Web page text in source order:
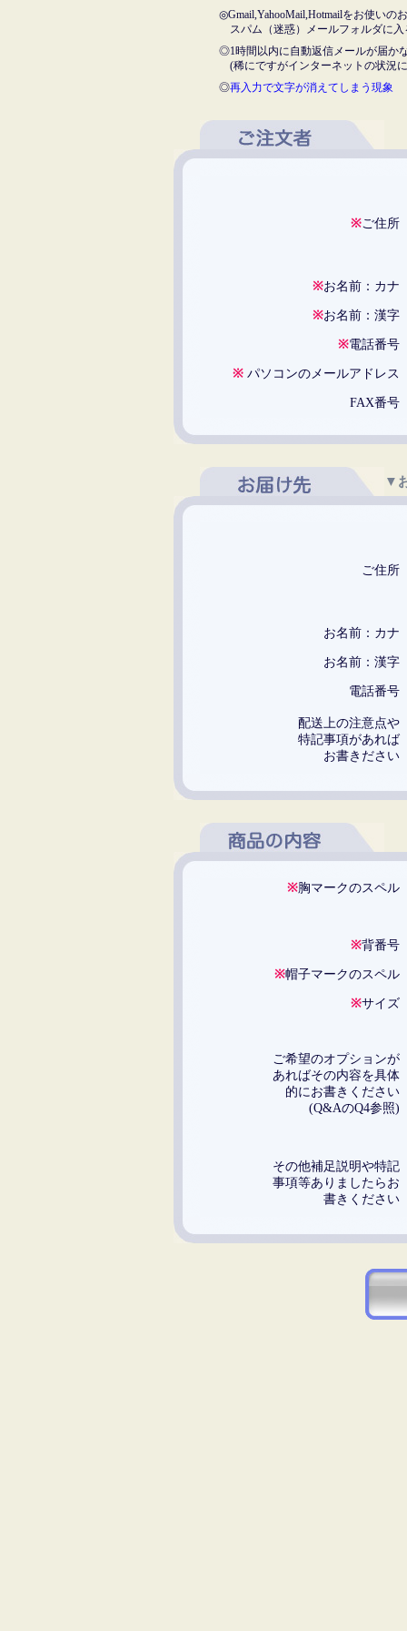
◎Gmail,YahooMail,Hotmailをお使いの
スパム（迷惑）メールフォルダに
◎1時間以内に自動返信メールが届か
(稀にですがインターネットの状況
◎再入力で文字が消えてしまう現象
※ご住
※お名前：カ
※お名前：漢
※電話番
※ パソコンのメールアドレ
FAX番
▼
ご住
お名前：カ
お名前：漢
電話番
配送上の注意点
特記事項があれ
お書きださ
※胸マークのスペ
※背番
※帽子マークのスペ
※サイ
ご希望のオプション
あればその内容を具
的にお書きくださ
(Q&AのQ4参
その他補足説明や特
事項等ありましたら
書きくださ